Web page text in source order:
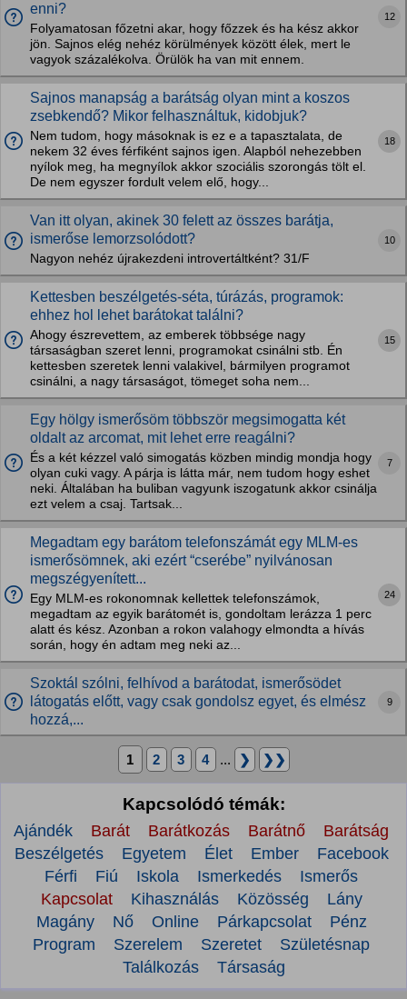
enni?
Folyamatosan főzetni akar, hogy főzzek és ha kész akkor
jön. Sajnos elég nehéz körülmények között élek, mert le
vagyok százalékolva. Örülök ha van mit ennem.
12
Sajnos manapság a barátság olyan mint a koszos
zsebkendő? Mikor felhasználtuk, kidobjuk?
Nem tudom, hogy másoknak is ez e a tapasztalata, de
nekem 32 éves férfiként sajnos igen. Alapból nehezebben
nyílok meg, ha megnyílok akkor szociális szorongás tölt el.
De nem egyszer fordult velem elő, hogy...
18
Van itt olyan, akinek 30 felett az összes barátja,
ismerőse lemorzsolódott?
Nagyon nehéz újrakezdeni introvertáltként? 31/F
10
Kettesben beszélgetés-séta, túrázás, programok:
ehhez hol lehet barátokat találni?
Ahogy észrevettem, az emberek többsége nagy
társaságban szeret lenni, programokat csinálni stb. Én
kettesben szeretek lenni valakivel, bármilyen programot
csinálni, a nagy társaságot, tömeget soha nem...
15
Egy hölgy ismerősöm többször megsimogatta két
oldalt az arcomat, mit lehet erre reagálni?
És a két kézzel való simogatás közben mindig mondja hogy
olyan cuki vagy. A párja is látta már, nem tudom hogy eshet
neki. Általában ha buliban vagyunk iszogatunk akkor csinálja
ezt velem a csaj. Tartsak...
7
Megadtam egy barátom telefonszámát egy MLM-es
ismerősömnek, aki ezért “cserébe” nyilvánosan
megszégyenített...
Egy MLM-es rokonomnak kellettek telefonszámok,
megadtam az egyik barátomét is, gondoltam lerázza 1 perc
alatt és kész. Azonban a rokon valahogy elmondta a hívás
során, hogy én adtam meg neki az...
24
Szoktál szólni, felhívod a barátodat, ismerősödet
látogatás előtt, vagy csak gondolsz egyet, és elmész
hozzá,...
9
1 2 3 4 ... ❯ ❯❯
Kapcsolódó témák:
Ajándék Barát Barátkozás Barátnő
Barátság
Beszélgetés
Egyetem Élet Ember
Facebook
Férfi
Fiú Iskola Ismerkedés
Ismerős
Kapcsolat
Kihasználás Közösség
Lány
Magány
Nő Online Párkapcsolat
Pénz
Program
Szerelem Szeretet
Születésnap
Találkozás
Társaság